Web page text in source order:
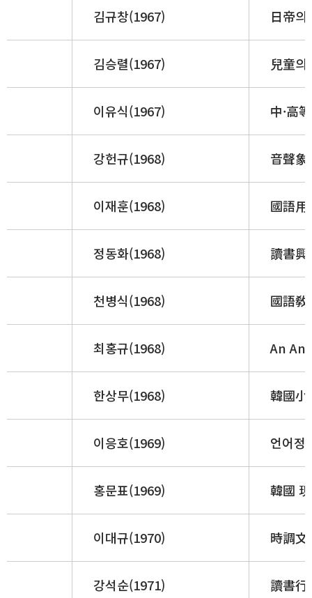
김규창(1967) 日帝
김승렬(1967) 兒童
이유식(1967) 中·高
강헌규(1968) 音聲
이재훈(1968) 國語用
정동화(1968) 讀書興
천병식(1968) 國語
최홍규(1968) An
한상무(1968) 韓國小
이응호(1969) 언어정
홍문표(1969) 韓國
이대규(1970) 時調文
강석순(1971) 讀書行